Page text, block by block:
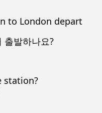
to London depart
출발하나요?
station?